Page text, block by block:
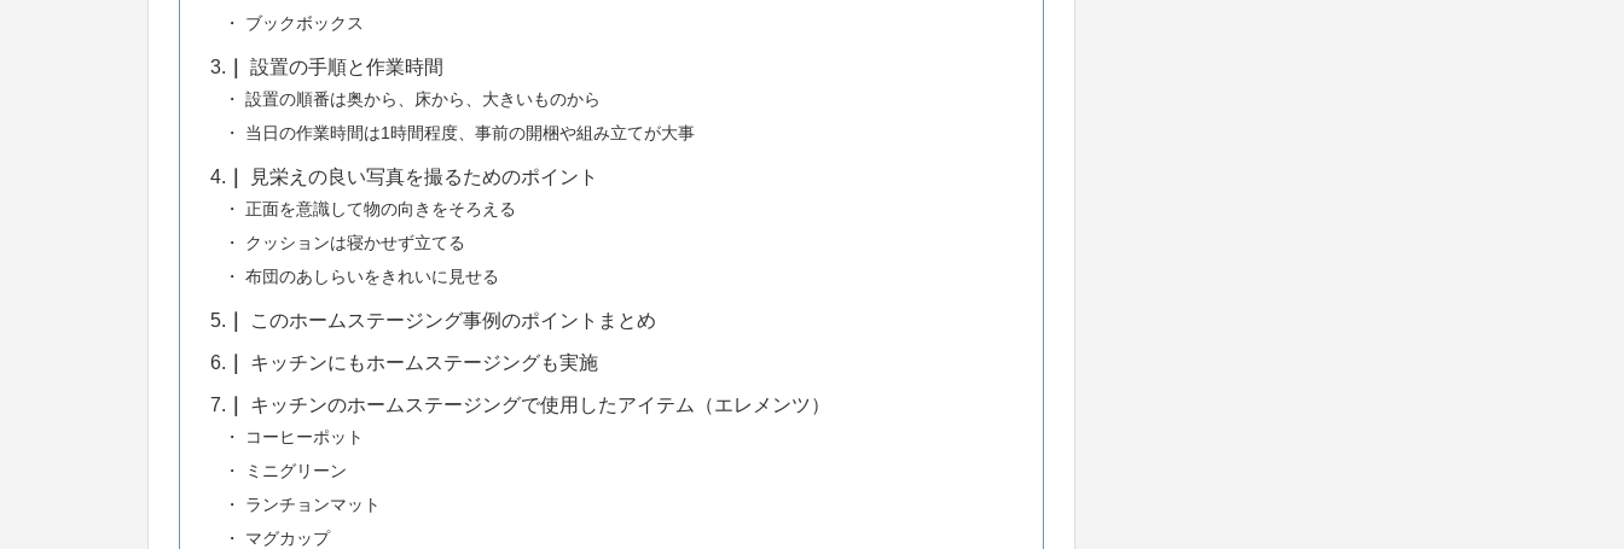
ブックボックス
3. 設置の手順と作業時間
設置の順番は奥から、床から、大きいものから
当日の作業時間は1時間程度、事前の開梱や組み立てが大事
4. 見栄えの良い写真を撮るためのポイント
正面を意識して物の向きをそろえる
クッションは寝かせず立てる
布団のあしらいをきれいに見せる
5. このホームステージング事例のポイントまとめ
6. キッチンにもホームステージングも実施
7. キッチンのホームステージングで使用したアイテム（エレメンツ）
コーヒーポット
ミニグリーン
ランチョンマット
マグカップ